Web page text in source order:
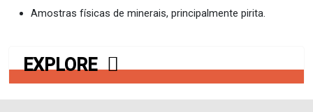
Amostras físicas de minerais, principalmente pirita.
EXPLORE